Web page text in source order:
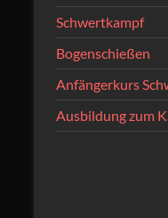
Schwertkampf
Bogenschießen
Anfängerkurs
Ausbildung zum